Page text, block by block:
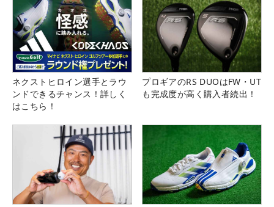
ネクストヒロイン選手とラウ
ンドできるチャンス！詳しく
はこちら！
プロギアのRS DUOはFW・UT
も完成度が高く購入者続出！